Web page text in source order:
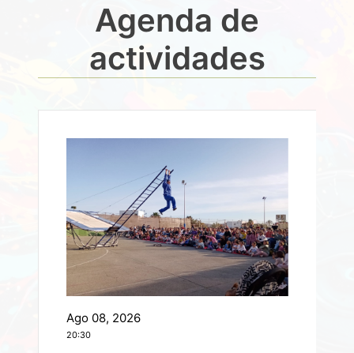
Agenda de
actividades
Ago 08, 2026
20:30